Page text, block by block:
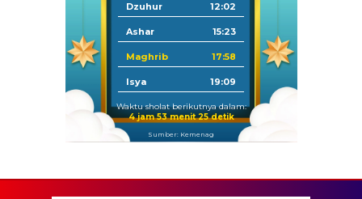
Dzuhur 12:02
Ashar 15:23
Maghrib 17:58
Isya 19:09
Waktu sholat berikutnya dalam:
4 jam 53 menit 24 detik
Sumber: Kemenag